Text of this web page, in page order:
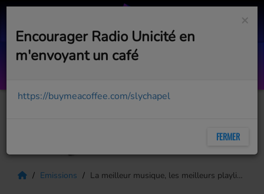
Coconut Dancing (Radio Mix)
Emissions La meilleur musique, les meilleurs playlists
×
Encourager Radio Unicité en
m'envoyant un café
https://buymeacoffee.com/slychapel
FERMER